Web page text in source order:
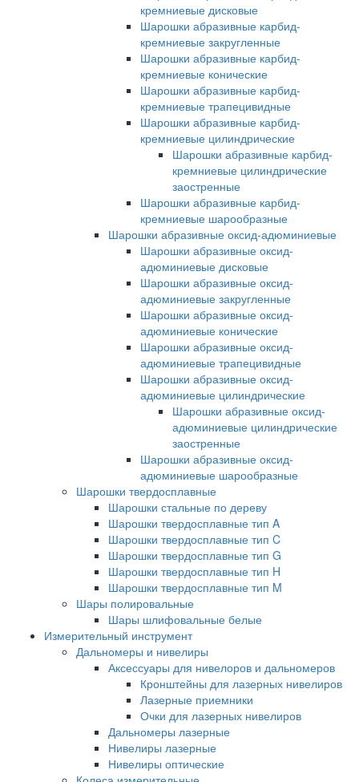
кремниевые дисковые
Шарошки абразивные карбид-
кремниевые закругленные
Шарошки абразивные карбид-
кремниевые конические
Шарошки абразивные карбид-
кремниевые трапецивидные
Шарошки абразивные карбид-
кремниевые цилиндрические
Шарошки абразивные карбид-
кремниевые цилиндрические
заостренные
Шарошки абразивные карбид-
кремниевые шарообразные
Шарошки абразивные оксид-адюминиевые
Шарошки абразивные оксид-
адюминиевые дисковые
Шарошки абразивные оксид-
адюминиевые закругленные
Шарошки абразивные оксид-
адюминиевые конические
Шарошки абразивные оксид-
адюминиевые трапецивидные
Шарошки абразивные оксид-
адюминиевые цилиндрические
Шарошки абразивные оксид-
адюминиевые цилиндрические
заостренные
Шарошки абразивные оксид-
адюминиевые шарообразные
Шарошки твердосплавные
Шарошки стальные по дереву
Шарошки твердосплавные тип A
Шарошки твердосплавные тип C
Шарошки твердосплавные тип G
Шарошки твердосплавные тип H
Шарошки твердосплавные тип M
Шары полировальные
Шары шлифовальные белые
Измерительный инструмент
Дальномеры и нивелиры
Аксессуары для нивелоров и дальномеров
Кронштейны для лазерных нивелиров
Лазерные приемники
Очки для лазерных нивелиров
Дальномеры лазерные
Нивелиры лазерные
Нивелиры оптические